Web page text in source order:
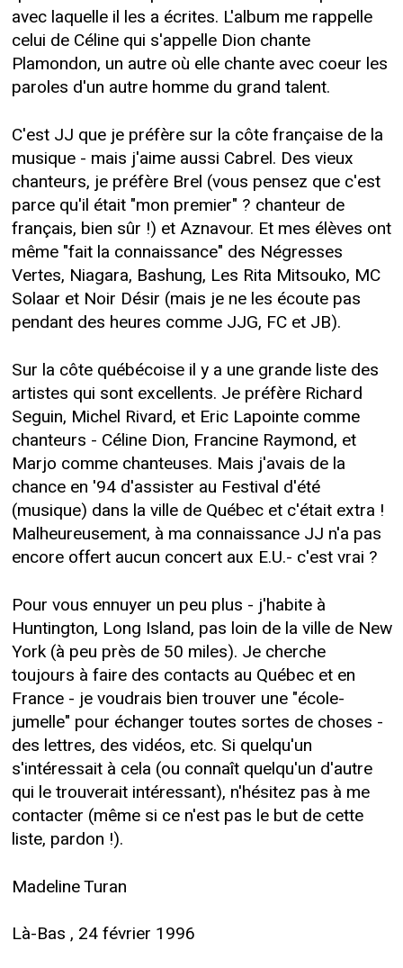
avec laquelle il les a écrites. L'album me rappelle
celui de Céline qui s'appelle Dion chante
Plamondon, un autre où elle chante avec coeur les
paroles d'un autre homme du grand talent.
C'est JJ que je préfère sur la côte française de la
musique - mais j'aime aussi Cabrel. Des vieux
chanteurs, je préfère Brel (vous pensez que c'est
parce qu'il était "mon premier" ? chanteur de
français, bien sûr !) et Aznavour. Et mes élèves ont
même "fait la connaissance" des Négresses
Vertes, Niagara, Bashung, Les Rita Mitsouko, MC
Solaar et Noir Désir (mais je ne les écoute pas
pendant des heures comme JJG, FC et JB).
Sur la côte québécoise il y a une grande liste des
artistes qui sont excellents. Je préfère Richard
Seguin, Michel Rivard, et Eric Lapointe comme
chanteurs - Céline Dion, Francine Raymond, et
Marjo comme chanteuses. Mais j'avais de la
chance en '94 d'assister au Festival d'été
(musique) dans la ville de Québec et c'était extra !
Malheureusement, à ma connaissance JJ n'a pas
encore offert aucun concert aux E.U.- c'est vrai ?
Pour vous ennuyer un peu plus - j'habite à
Huntington, Long Island, pas loin de la ville de New
York (à peu près de 50 miles). Je cherche
toujours à faire des contacts au Québec et en
France - je voudrais bien trouver une "école-
jumelle" pour échanger toutes sortes de choses -
des lettres, des vidéos, etc. Si quelqu'un
s'intéressait à cela (ou connaît quelqu'un d'autre
qui le trouverait intéressant), n'hésitez pas à me
contacter (même si ce n'est pas le but de cette
liste, pardon !).
Madeline Turan
Là-Bas , 24 février 1996